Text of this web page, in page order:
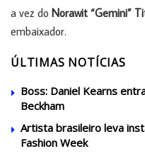
a vez do Norawit “Gemini”
embaixador.
ÚLTIMAS NOTÍCIAS
Boss: Daniel Kearns
Beckham
Artista brasileiro leva
Fashion Week